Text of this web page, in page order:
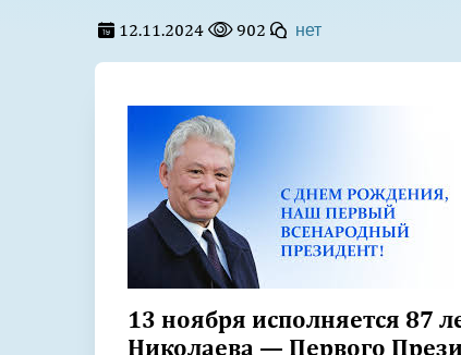
12.11.2024 902 нет
13 ноября исполняется 87
Николаева — Первого